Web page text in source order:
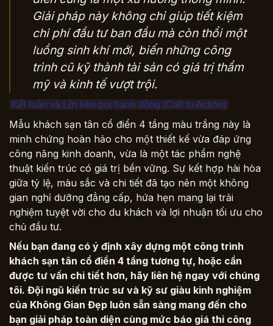
Giải pháp này không chỉ giúp tiết kiệm
chi phí đầu tư ban đầu mà còn thổi một
luồng sinh khí mới, biến những công
trình cũ kỹ thành tài sản có giá trị thẩm
mỹ và kinh tế vượt trội.
Kết luận và Lời kêu gọi hành động (Call to Action)
Mẫu khách sạn tân cổ điển 4 tầng màu trắng này là
minh chứng hoàn hảo cho một thiết kế vừa đáp ứng
công năng kinh doanh, vừa là một tác phẩm nghệ
thuật kiến trúc có giá trị bền vững. Sự kết hợp hài hòa
giữa tỷ lệ, màu sắc và chi tiết đã tạo nên một không
gian nghỉ dưỡng đẳng cấp, hứa hẹn mang lại trải
nghiệm tuyệt vời cho du khách và lợi nhuận tối ưu cho
chủ đầu tư.
Nếu bạn đang có ý định xây dựng một công trình
khách sạn tân cổ điển 4 tầng tương tự, hoặc cần
được tư vấn chi tiết hơn, hãy liên hệ ngay với chúng
tôi. Đội ngũ kiến trúc sư và kỹ sư giàu kinh nghiệm
của Không Gian Đẹp luôn sẵn sàng mang đến cho
bạn giải pháp toàn diện cùng mức báo giá thi công